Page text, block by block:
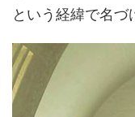
という経緯で名づ